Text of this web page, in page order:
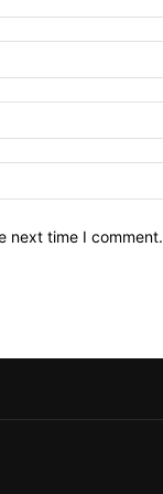
next time I comment.